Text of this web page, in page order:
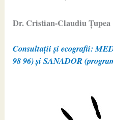
Dr. Cristian-Claudiu Ţupea
Consultații și ecografii:
98 96) și SANADOR